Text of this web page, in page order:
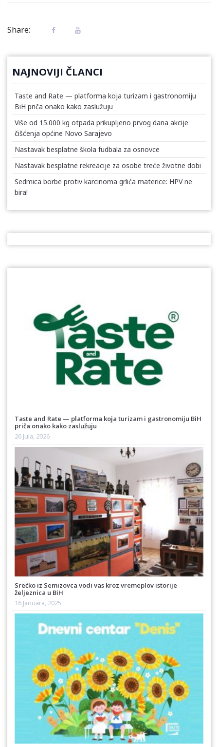
Share:
NAJNOVIJI ČLANCI
Taste and Rate — platforma koja turizam i gastronomiju
BiH priča onako kako zaslužuju
Više od 15.000 kg otpada prikupljeno prvog dana akcije
čišćenja općine Novo Sarajevo
Nastavak besplatne škola fudbala za osnovce
Nastavak besplatne rekreacije za osobe treće životne dobi
Sedmica borbe protiv karcinoma grlića materice: HPV ne
bira!
Taste and Rate — platforma koja turizam i gastronomiju BiH
priča onako kako zaslužuju
26 Jula, 2026
Srećko iz Semizovca vodi vas kroz vremeplov istorije
željeznica u BiH
16 Januara, 2025